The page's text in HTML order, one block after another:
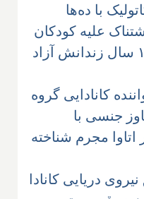
با ده‌ها
علیه کودکان
بومیان زودتر از ۱۹ سال زندانش آزاد
کانادایی گروه
جنسی با
مجرم شناخته
دریایی کانادا